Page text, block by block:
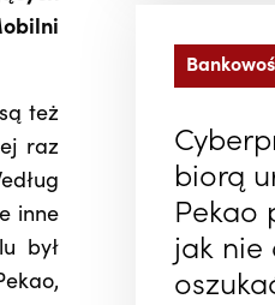
też
raz
inne
był
biorą
Pekao
jak nie